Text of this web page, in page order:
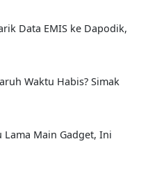
Data EMIS ke Dapodik,
Waktu Habis? Simak
Lama Main Gadget, Ini